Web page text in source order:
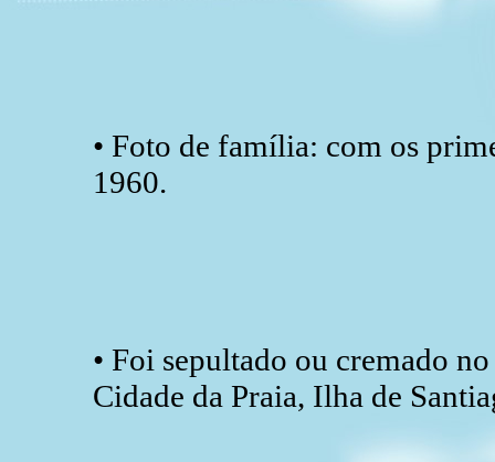
• Foto de família: com os
1960.
• Foi sepultado ou cremado
Cidade da Praia, Ilha de